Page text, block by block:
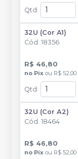
Qtd :
32U (Cor A1)
Cód. 18356
R$ 46,80
no Pix ou R$ 52,00
Qtd :
32U (Cor A2)
Cód. 18464
R$ 46,80
no Pix ou R$ 52,00